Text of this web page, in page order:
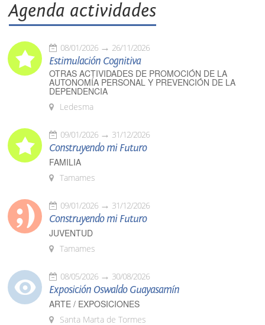
Agenda actividades
08/01/2026 26/11/2026
Estimulación Cognitiva
OTRAS ACTIVIDADES DE PROMOCIÓN DE LA
AUTONOMÍA PERSONAL Y PREVENCIÓN DE LA
DEPENDENCIA
Ledesma
09/01/2026 31/12/2026
Construyendo mi Futuro
FAMILIA
Tamames
09/01/2026 31/12/2026
Construyendo mi Futuro
JUVENTUD
Tamames
08/05/2026 30/08/2026
Exposición Oswaldo Guayasamín
ARTE / EXPOSICIONES
Santa Marta de Tormes